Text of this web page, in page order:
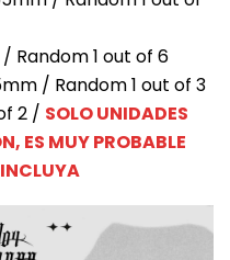
Random 1 out of 6
/ Random 1 out of 3
2 / SOLO UNIDADES
ES MUY PROBABLE